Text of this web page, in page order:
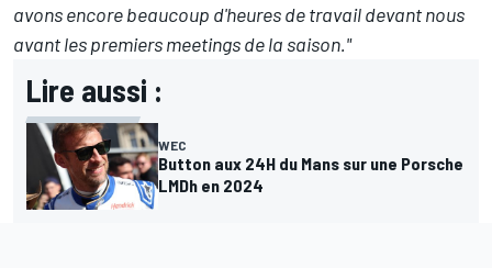
avons encore beaucoup d'heures de travail devant nous
avant les premiers meetings de la saison."
Lire aussi :
WEC
Button aux 24H du Mans sur une Porsche
LMDh en 2024